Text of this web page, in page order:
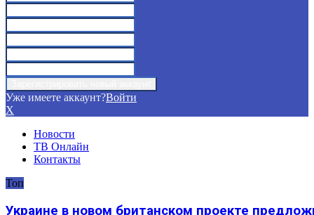
Уже имеете аккаунт?Войти
X
Новости
ТВ Онлайн
Контакты
Топ
Украине в новом британском проекте